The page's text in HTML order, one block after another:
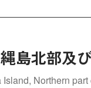
島北部及
Northern